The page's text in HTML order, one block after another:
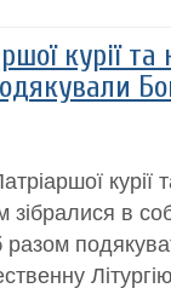
курії та
курії
зібралися в
разом